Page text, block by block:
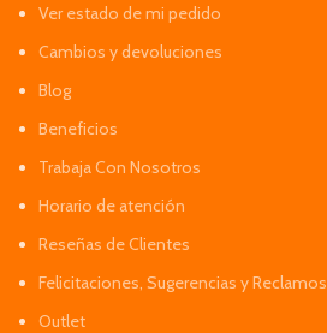
Ver estado de mi pedido
Cambios y devoluciones
Blog
Beneficios
Trabaja Con Nosotros
Horario de atención
Reseñas de Clientes
Felicitaciones, Sugerencias y Reclamos
Outlet